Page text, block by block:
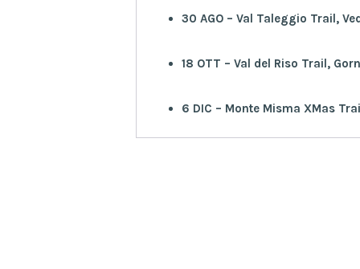
30 AGO – Val Taleggio Trail,
18 OTT – Val del Riso Trail, Gorn
6 DIC – Monte Misma XMas